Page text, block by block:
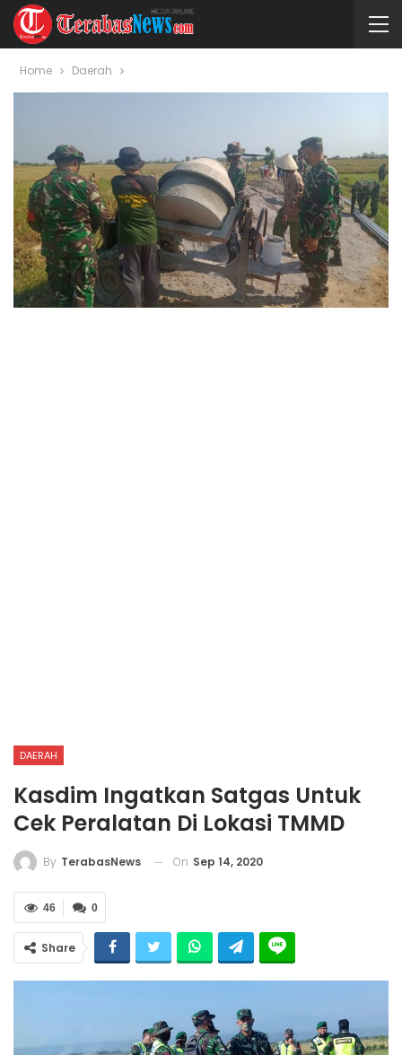
Home Daerah
DAERAH
Kasdim Ingatkan Satgas Untuk
Cek Peralatan Di Lokasi TMMD
By TerabasNews On Sep 14, 2020
0
46
Share